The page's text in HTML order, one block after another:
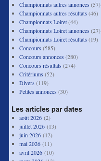
Championnats autres annonces (57)
Championnats autres résultats (46)
Championnats Loiret(44)
Championnats Loiret annonces (27)
Championnats Loiret résultats (19)
Concours (585)
Concours annonces (280)
Concours résultats (274)
Critériums (52)
Divers (119)
Petites annonces (30)
Les articles par dates
août 2026(2)
juillet 2026(13)
juin 2026(12)
mai 2026(11)
avril 2026(10)